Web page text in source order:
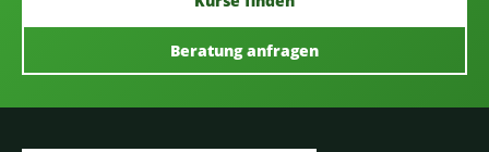
Beratung anfragen